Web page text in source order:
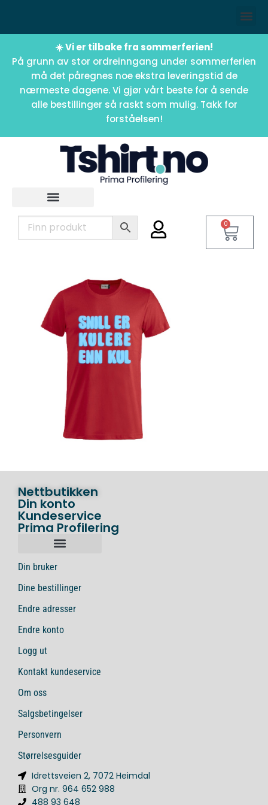
☀️ Vi er tilbake fra sommerferien!
På grunn av stor ordreinngang under sommerferien
må det påregnes noe ekstra leveringstid de
nærmeste dagene. Vi gjør vårt beste for å sende
alle bestillinger så raskt som mulig. Takk for
forståelsen!
0
Nettbutikken
Din konto
Kundeservice
Prima Profilering
Din bruker
Dine bestillinger
Endre adresser
Endre konto
Logg ut
Kontakt kundeservice
Om oss
Salgsbetingelser
Personvern
Størrelsesguider
Idrettsveien 2, 7072 Heimdal
Org nr. 964 652 988
488 93 648